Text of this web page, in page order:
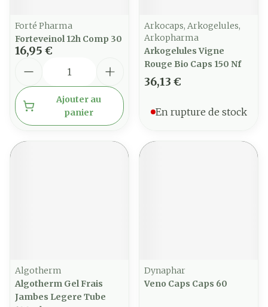
Forté Pharma
Forteveinol 12h Comp 30
16,95 €
Ajouter au
panier
Arkocaps, Arkogelules,
Arkopharma
Arkogelules Vigne
Rouge Bio Caps 150 Nf
36,13 €
En rupture de stock
Algotherm
Algotherm Gel Frais
Jambes Legere Tube
Dynaphar
Veno Caps Caps 60